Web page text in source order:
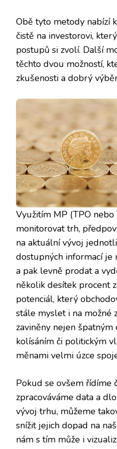
Obě tyto metody nabízí
čistě na investorovi,
postupů si zvolí. Další
těchto dvou možností,
zkušenosti a dobrý
Využitím MP (TPO
monitorovat trh,
na aktuální vývoj
dostupných informací je
a pak levně prodat a
několik desítek procent
potenciál, který
stále myslet i na možné
zaviněny nejen
kolísáním či politickým
měnami velmi úzce
Pokud se ovšem řídíme
zpracováváme data a
vývoj trhu, můžeme
snížit jejich dopad na
nám s tím může i